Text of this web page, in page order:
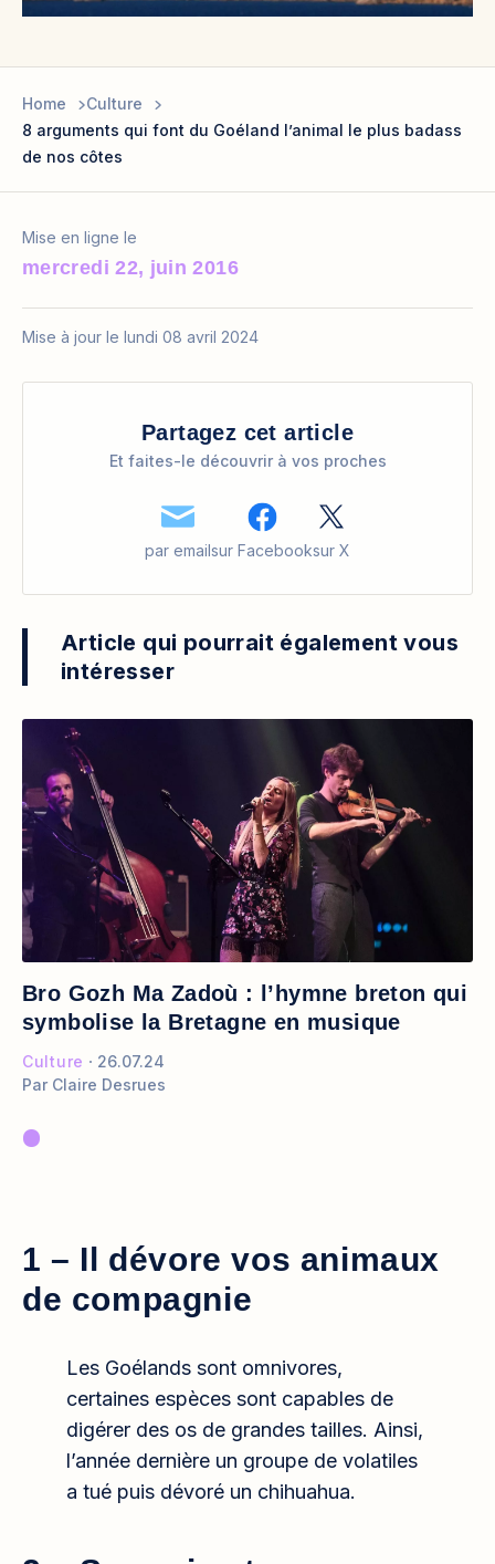
Home
Culture
8 arguments qui font du Goéland l’animal le plus badass
de nos côtes
Mise en ligne le
mercredi 22, juin 2016
Mise à jour le lundi 08 avril 2024
Partagez cet article
Et faites-le découvrir à vos proches
par emailsur Facebooksur X
Article qui pourrait également vous
intéresser
Bro Gozh Ma Zadoù : l’hymne breton qui
symbolise la Bretagne en musique
Culture
26.07.24
Par Claire Desrues
1 – Il dévore vos animaux
de compagnie
Les Goélands sont omnivores,
certaines espèces sont capables de
digérer des os de grandes tailles. Ainsi,
l’année dernière un groupe de volatiles
a tué puis dévoré un chihuahua.